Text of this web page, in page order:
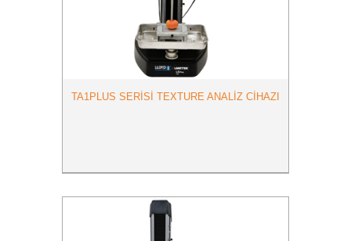
TA1PLUS SERİSİ TEXTURE ANALİZ CİHAZI